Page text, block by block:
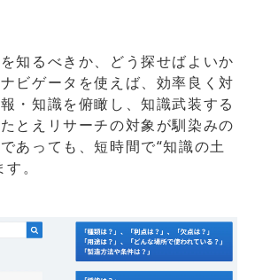
知るべきか、どう探せばよいか
ビゲータを使えば、効率良く対
・知識を俯瞰し、知識武装する
とえリサーチの対象が馴染みの
あっても、短時間で“知識の土
。